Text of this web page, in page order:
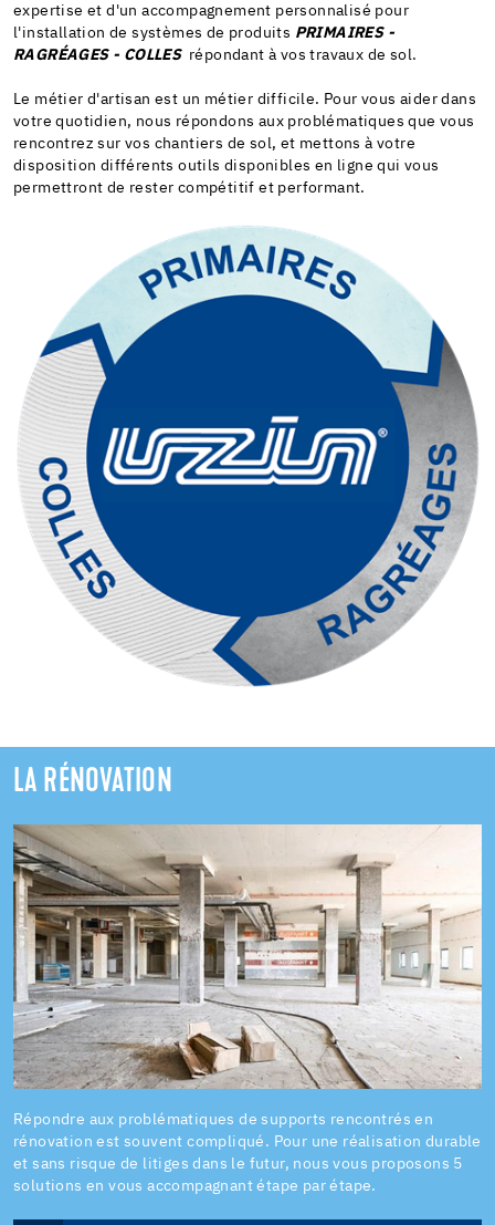
expertise et d'un accompagnement personnalisé pour
l'installation de systèmes de produits PRIMAIRES -
RAGRÉAGES - COLLESrépondant à vos travaux de sol.
Le métier d'artisan est un métier difficile. Pour vous aider dans
votre quotidien, nous répondons aux problématiques que vous
rencontrez sur vos chantiers de sol, et mettons à votre
disposition différents outils disponibles en ligne qui vous
permettront de rester compétitif et performant.
LA RÉNOVATION
Répondre aux problématiques de supports rencontrés en
rénovation est souvent compliqué. Pour une réalisation durable
et sans risque de litiges dans le futur, nous vous proposons 5
solutions en vous accompagnant étape par étape.